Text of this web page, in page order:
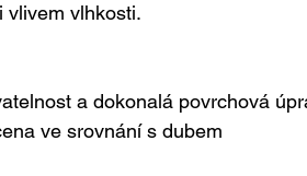
vlivem vlhkosti.
a dokonalá povrchová
ve srovnání s dubem